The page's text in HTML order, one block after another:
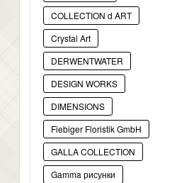
COLLECTION d ART
Crystal Art
DERWENTWATER
DESIGN WORKS
DIMENSIONS
Fiebiger Floristik GmbH
GALLA COLLECTION
Gamma рисунки